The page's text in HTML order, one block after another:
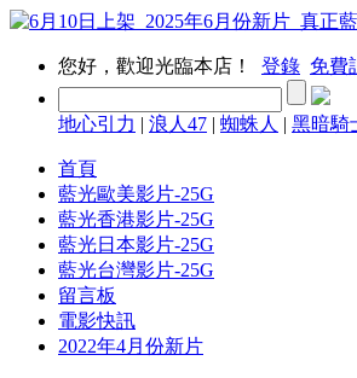
您好，歡迎光臨本店！ 登錄 免費
地心引力 | 浪人47 | 蜘蛛人 | 黑暗騎
首頁
藍光歐美影片-25G
藍光香港影片-25G
藍光日本影片-25G
藍光台灣影片-25G
留言板
電影快訊
2022年4月份新片